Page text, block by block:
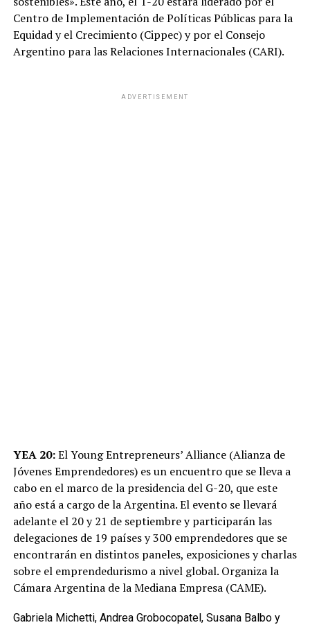
Centro de Implementación de Políticas Públicas para la
Equidad y el Crecimiento (Cippec) y por el Consejo
Argentino para las Relaciones Internacionales (CARI).
ADVERTISEMENT
YEA 20:El Young Entrepreneurs’ Alliance (Alianza de
Jóvenes Emprendedores) es un encuentro que se lleva a
cabo en el marco de la presidencia del G-20, que este
año está a cargo de la Argentina. El evento se llevará
adelante el 20 y 21 de septiembre y participarán las
delegaciones de 19 países y 300 emprendedores que se
encontrarán en distintos paneles, exposiciones y charlas
sobre el emprendedurismo a nivel global. Organiza la
Cámara Argentina de la Mediana Empresa (CAME).
Gabriela Michetti, Andrea Grobocopatel, Susana Balbo y